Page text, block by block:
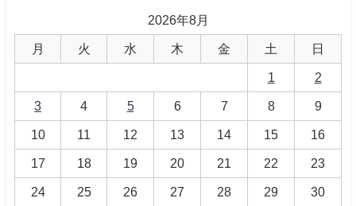
2026年8月
月 火 水 木 金 土 日
1 2
3 4 5 6 7 8 9
10 11 12 13 14 15 16
17 18 19 20 21 22 23
24 25 26 27 28 29 30